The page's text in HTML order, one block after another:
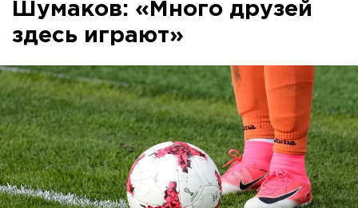
Шумаков: «Много друзей
здесь играют»